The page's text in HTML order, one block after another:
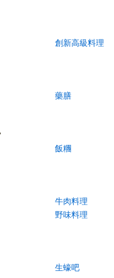
創新高級料理
藥膳
飯糰
牛肉料理
野味料理
生蠔吧